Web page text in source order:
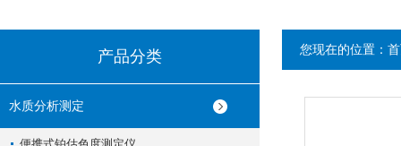
产品分类
水质分析测定
您现在的位置：